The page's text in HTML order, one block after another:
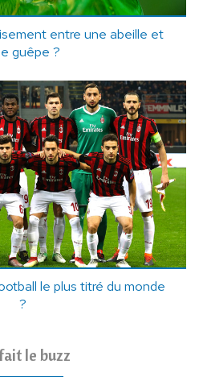
entre une abeille et
guêpe ?
le plus titré du monde
?
le buzz